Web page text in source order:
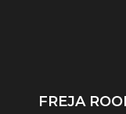
FREJA